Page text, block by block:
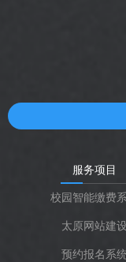
服务项目
校园智能缴费
太原网站建设
预约报名系